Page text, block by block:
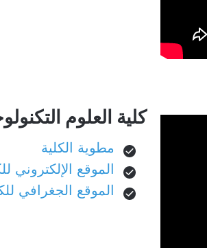
كلية العلوم
مطوية الكلية
الموقع الإلكتروني
الموقع الجغرافي